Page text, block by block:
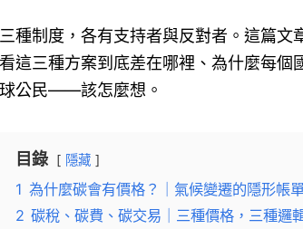
三種制度，各有支持者與反對者。這篇
看這三種方案到底差在哪裡、為什麼每
球公民——該怎麼想。
目錄 隱藏
1 為什麼碳會有價格？｜氣候變遷的隱形帳
2 碳稅、碳費、碳交易｜三種價格，三種邏